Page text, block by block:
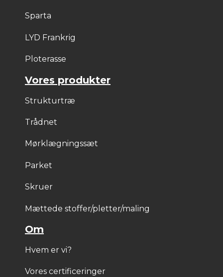
Sparta
LYD Frankrig
Ploterasse
Vores produkter
Strukturtræ
Trådnet
Mørklægningssæt
Parket
Skruer
Mættede stoffer/pletter/maling
Om
Hvem er vi?
Vores certificeringer